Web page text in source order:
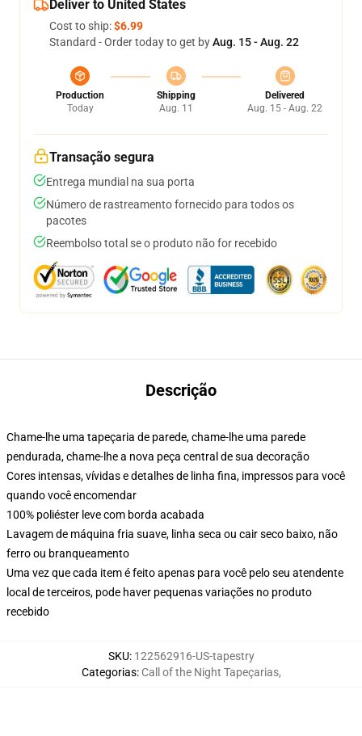
Deliver to United States
Cost to ship:$6.99
Standard - Order today to get byAug. 15 - Aug. 22
Production
Today
Shipping
Aug. 11
Delivered
Aug. 15 - Aug. 22
Transação segura
Entrega mundial na sua porta
Número de rastreamento fornecido para todos os
pacotes
Reembolso total se o produto não for recebido
Descrição
Chame-lhe uma tapeçaria de parede, chame-lhe uma parede
pendurada, chame-lhe a nova peça central de sua decoração
Cores intensas, vívidas e detalhes de linha fina, impressos para você
quando você encomendar
100% poliéster leve com borda acabada
Lavagem de máquina fria suave, linha seca ou cair seco baixo, não
ferro ou branqueamento
Uma vez que cada item é feito apenas para você pelo seu atendente
local de terceiros, pode haver pequenas variações no produto
recebido
SKU: 122562916-US-tapestry
Categorias: Call of the Night Tapeçarias,